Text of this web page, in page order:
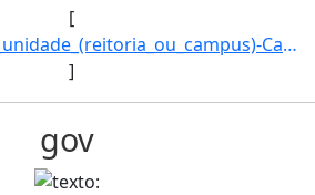
[
6: denominacao_da_unidade_(reitoria_ou_campus)-Campus_Coxim-registro_do_imovel_no_SPIUnet-9065000515004]
]
gov